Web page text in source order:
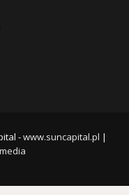
-www.suncapital.pl |